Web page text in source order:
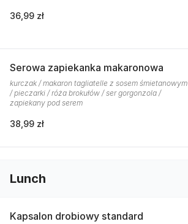
36,99 zł
Serowa zapiekanka makaronowa
kurczak / makaron tagliatelle z sosem śmietanowym
/ pieczarki / róża brokułów / ser gorgonzola /
zapiekany pod serem
38,99 zł
Lunch
Kapsalon drobiowy standard